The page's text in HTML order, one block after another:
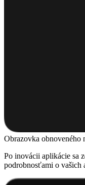
Obrazovka obnoveného
Po inovácii aplikácie sa
podrobnosťami o vašich